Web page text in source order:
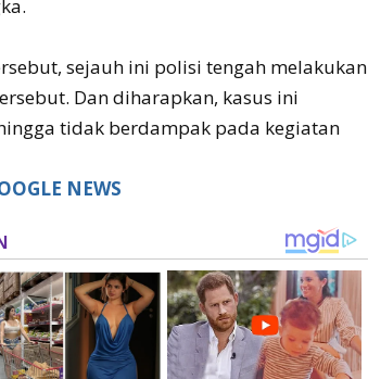
sejauh ini polisi tengah melakukan
Dan diharapkan, kasus ini
tidak berdampak pada kegiatan
NEWS